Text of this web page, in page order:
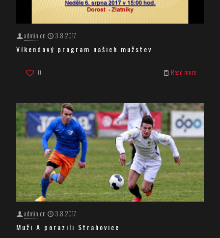
admin on 3.8.2017
Víkendový program našich mužstev
0 Read more
admin on 3.8.2017
Muži A porazili Strahovice